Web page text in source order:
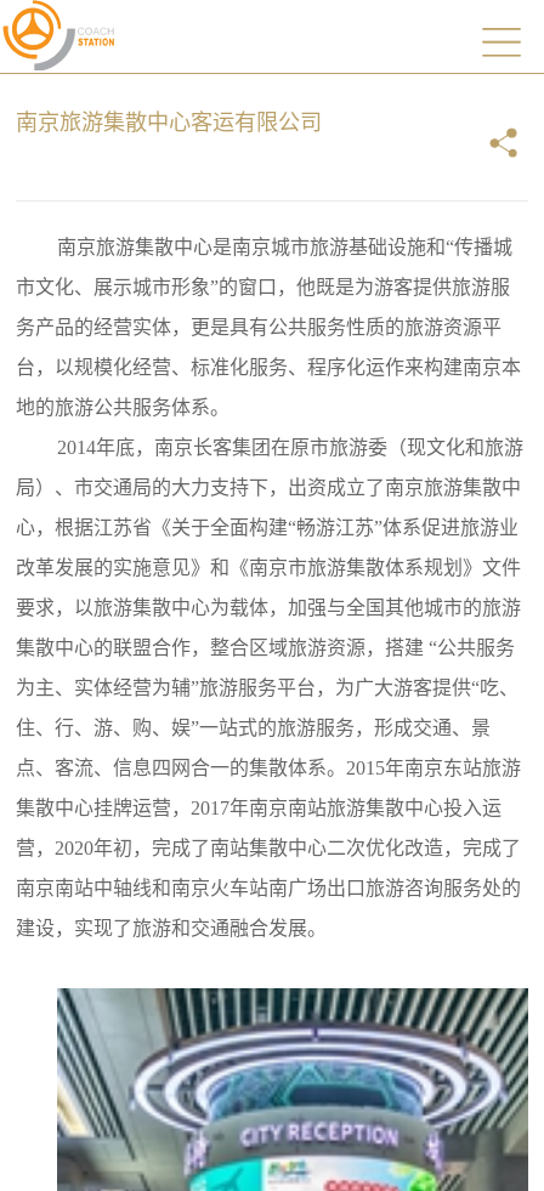
南京旅游集散中心客运有限公司
南京旅游集散中心是南京城市旅游基础设施和“传播城
市文化、展示城市形象”的窗口，他既是为游客提供旅游服
务产品的经营实体，更是具有公共服务性质的旅游资源平
台，以规模化经营、标准化服务、程序化运作来构建南京本
地的旅游公共服务体系。
2014年底，南京长客集团在原市旅游委（现文化和旅游
局）、市交通局的大力支持下，出资成立了南京旅游集散中
心，根据江苏省《关于全面构建“畅游江苏”体系促进旅游业
改革发展的实施意见》和《南京市旅游集散体系规划》文件
要求，以旅游集散中心为载体，加强与全国其他城市的旅游
集散中心的联盟合作，整合区域旅游资源，搭建 “公共服务
为主、实体经营为辅”旅游服务平台，为广大游客提供“吃、
住、行、游、购、娱”一站式的旅游服务，形成交通、景
点、客流、信息四网合一的集散体系。2015年南京东站旅游
集散中心挂牌运营，2017年南京南站旅游集散中心投入运
营，2020年初，完成了南站集散中心二次优化改造，完成了
南京南站中轴线和南京火车站南广场出口旅游咨询服务处的
建设，实现了旅游和交通融合发展。